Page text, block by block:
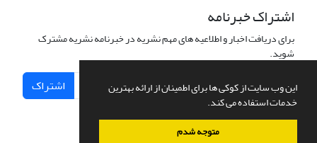
این وب سایت از کوکی ها برای اطمینان از ارائه بهترین
خدمات استفاده می کند.
متوجه شدم
اشتراک خبرنامه
برای دریافت اخبار و اطلاعیه های مهم نشریه در خبرنامه نشریه مشترک
شوید.
اشتراک